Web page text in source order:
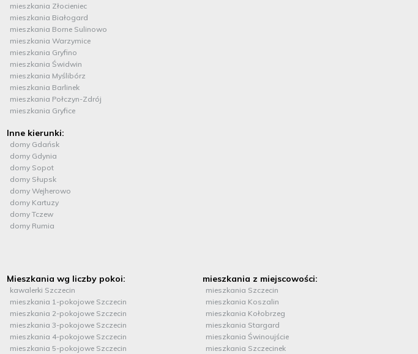
mieszkania Złocieniec
mieszkania Białogard
mieszkania Borne Sulinowo
mieszkania Warzymice
mieszkania Gryfino
mieszkania Świdwin
mieszkania Myślibórz
mieszkania Barlinek
mieszkania Połczyn-Zdrój
mieszkania Gryfice
Inne kierunki:
domy Gdańsk
domy Gdynia
domy Sopot
domy Słupsk
domy Wejherowo
domy Kartuzy
domy Tczew
domy Rumia
Mieszkania wg liczby pokoi:
kawalerki Szczecin
mieszkania 1-pokojowe Szczecin
mieszkania 2-pokojowe Szczecin
mieszkania 3-pokojowe Szczecin
mieszkania 4-pokojowe Szczecin
mieszkania 5-pokojowe Szczecin
mieszkania z miejscowości:
mieszkania Szczecin
mieszkania Koszalin
mieszkania Kołobrzeg
mieszkania Stargard
mieszkania Świnoujście
mieszkania Szczecinek